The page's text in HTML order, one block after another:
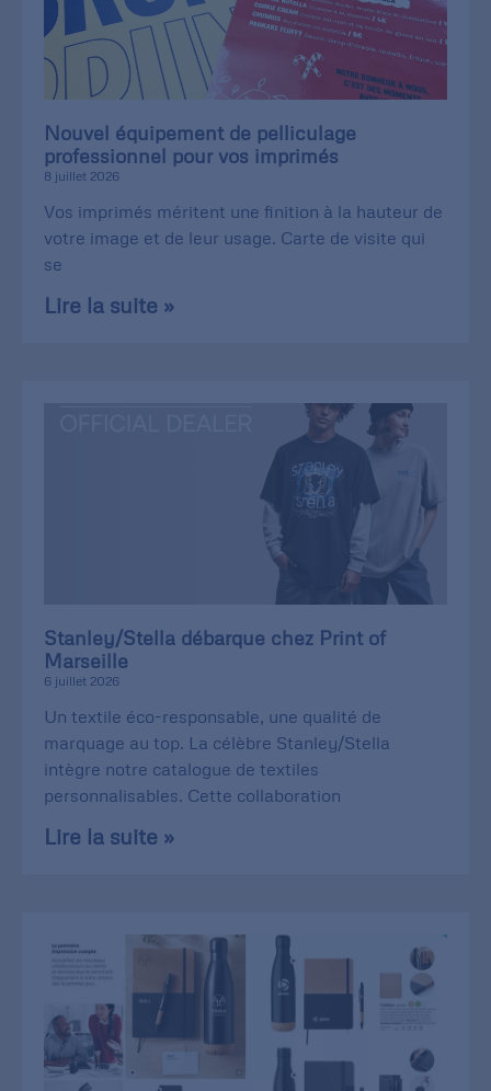
Nouvel équipement de pelliculage
professionnel pour vos imprimés
8 juillet 2026
Vos imprimés méritent une finition à la hauteur de
votre image et de leur usage. Carte de visite qui
se
Lire la suite »
Stanley/Stella débarque chez Print of
Marseille
6 juillet 2026
Un textile éco-responsable, une qualité de
marquage au top. La célèbre Stanley/Stella
intègre notre catalogue de textiles
personnalisables. Cette collaboration
Lire la suite »